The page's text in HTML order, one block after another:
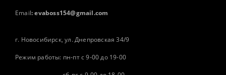
Email: evaboss154@gmail.com
г. Новосибирск, ул. Днепровская 34/9
Режим работы: пн-пт с 9-00 до 19-00